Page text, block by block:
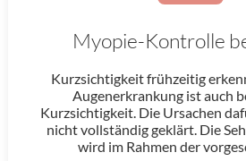
Myopie-Kontrolle
Kurzsichtigkeit frühzeitig
Augenerkrankung ist auch
Kurzsichtigkeit. Die Ursachen
nicht vollständig geklärt. Die
wird im Rahmen der